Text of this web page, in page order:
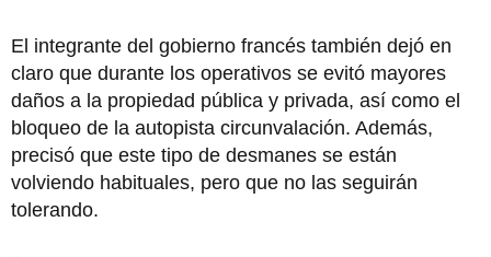
El integrante del gobierno francés también dejó en
claro que durante los operativos se evitó mayores
daños a la propiedad pública y privada, así como el
bloqueo de la autopista circunvalación. Además,
precisó que este tipo de desmanes se están
volviendo habituales, pero que no las seguirán
tolerando.